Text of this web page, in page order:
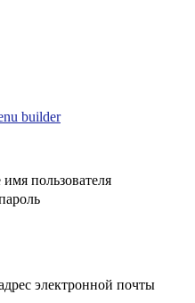
builder
пользователя
электронной почты